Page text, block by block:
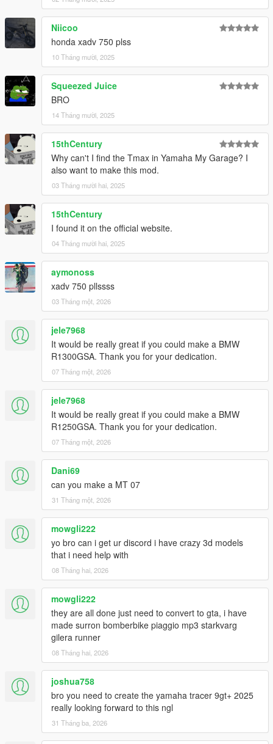
Niicoo
honda xadv 750 plss
10 Tháng mười, 2025
Squeezed Juice
BRO
14 Tháng mười, 2025
15thCentury
Why can't I find the Tmax in Yamaha My Garage? I
also want to make this mod.
03 Tháng mười hai, 2025
15thCentury
I found it on the official website.
04 Tháng mười hai, 2025
aymonoss
xadv 750 pllssss
03 Tháng một, 2026
jele7968
It would be really great if you could make a BMW
R1300GSA. Thank you for your dedication.
07 Tháng một, 2026
jele7968
It would be really great if you could make a BMW
R1250GSA. Thank you for your dedication.
07 Tháng một, 2026
Dani69
can you make a MT 07
31 Tháng một, 2026
mowgli222
yo bro can i get ur discord i have crazy 3d models
that i need help with
08 Tháng hai, 2026
mowgli222
they are all done just need to convert to gta, i have
made surron bomberbike piaggio mp3 starkvarg
gilera runner
08 Tháng hai, 2026
joshua758
bro you need to create the yamaha tracer 9gt+ 2025
really looking forward to this ngl
31 Tháng ba, 2026